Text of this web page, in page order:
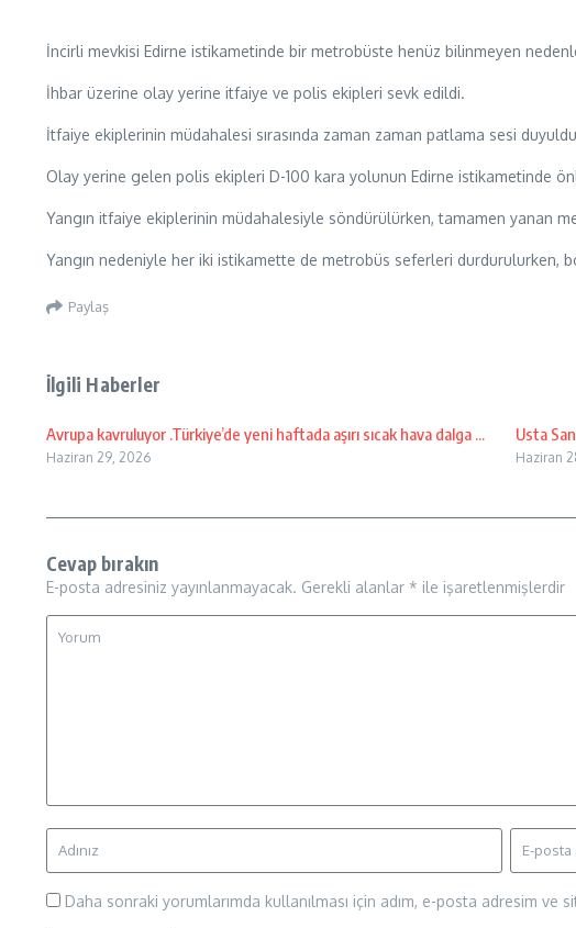
İncirli mevkisi Edirne istikametinde bir metrobüste henüz bilinmeyen
İhbar üzerine olay yerine itfaiye ve polis ekipleri sevk edildi.
İtfaiye ekiplerinin müdahalesi sırasında zaman zaman patlama sesi
Olay yerine gelen polis ekipleri D-100 kara yolunun Edirne istikametinde
Yangın itfaiye ekiplerinin müdahalesiyle söndürülürken, tamamen yanan
Yangın nedeniyle her iki istikamette de metrobüs seferleri durdurulurken,
Paylaş
İlgili Haberler
Avrupa kavruluyor .Türkiye’de yeni haftada aşırı sıcak hava dalga ...
Haziran 29, 2026
Usta
Haziran
Cevap bırakın
E-posta adresiniz yayınlanmayacak. Gerekli alanlar * ile işaretlenmişlerdir
Daha sonraki yorumlarımda kullanılması için adım, e-posta adresim ve